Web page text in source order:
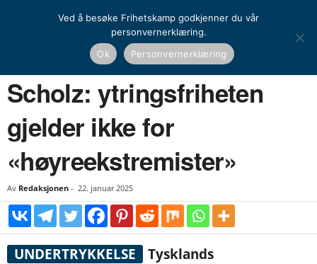
Scholz: ytringsfriheten gjelder ikke for «høyreekstremister»
Scholz: ytringsfriheten
gjelder ikke for
«høyreekstremister»
Av Redaksjonen - 22. januar 2025
UNDERTRYKKELSE
Tysklands
Ved å besøke Frihetskamp godkjenner du vår
personvernerklæring.
Ok
Personvernerklæring